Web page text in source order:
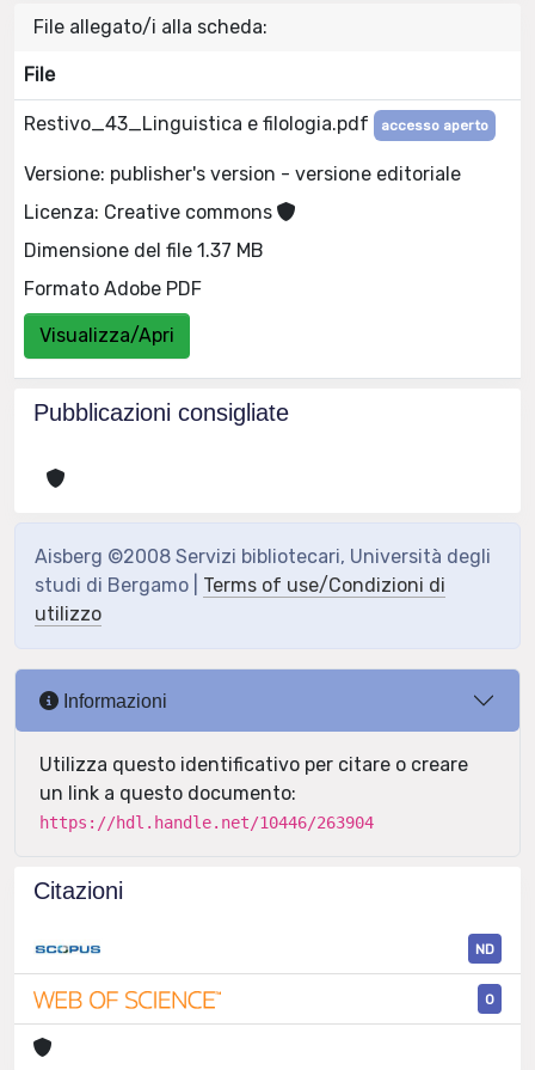
File allegato/i alla scheda:
File
Restivo_43_Linguistica e filologia.pdf accesso aperto
Versione: publisher's version - versione editoriale
Licenza: Creative commons
Dimensione del file 1.37 MB
Formato Adobe PDF
Visualizza/Apri
Pubblicazioni consigliate
Aisberg ©2008 Servizi bibliotecari, Università degli
studi di Bergamo | Terms of use/Condizioni di
utilizzo
Informazioni
Utilizza questo identificativo per citare o creare
un link a questo documento:
https://hdl.handle.net/10446/263904
Citazioni
ND
0